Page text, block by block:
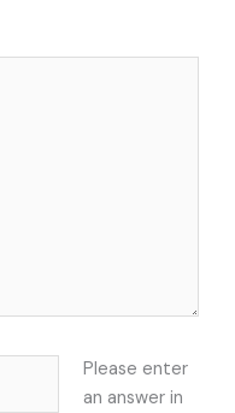
Please enter
an answer in